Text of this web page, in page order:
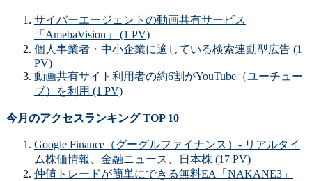
サイバーエージェントの動画共有サービス
「AmebaVision」 (1 PV)
個人事業者・中小企業に適している検索連動型広告 (1
PV)
動画共有サイト利用者の約6割がYouTube（ユーチュー
ブ）を利用 (1 PV)
今月のアクセスランキング TOP 10
Google Finance（グーグルファイナンス）- リアルタイ
ム株価情報、金融ニュース、日本株 (17 PV)
仲値トレードが簡単にできる無料EA「NAKANE3」